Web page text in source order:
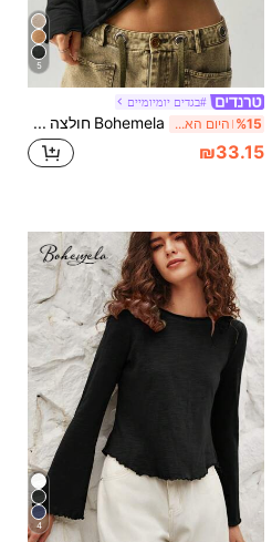
5
#בגדים יומיומיים
%15 היום האחרון Bohemela חולצה רפויה עם צווארון V ארוך שרוולים לנשים חופשה BOHO מקרית סתיו חורף
₪33.15
4